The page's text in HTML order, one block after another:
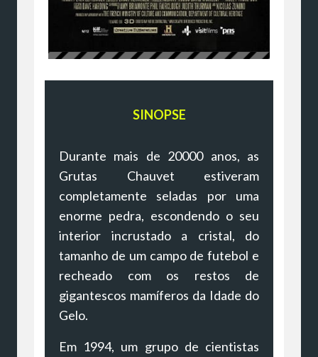
SINOPSE
Durante mais de 20000 anos, as
Grutas Chauvet estiveram
completamente seladas por uma
enorme pedra, escondendo o seu
interior incrustado a cristal, do
tamanho de um campo de futebol e
recheado com os restos de
gigantescos mamíferos da Idade do
Gelo.
Em 1994, um grupo de cientistas